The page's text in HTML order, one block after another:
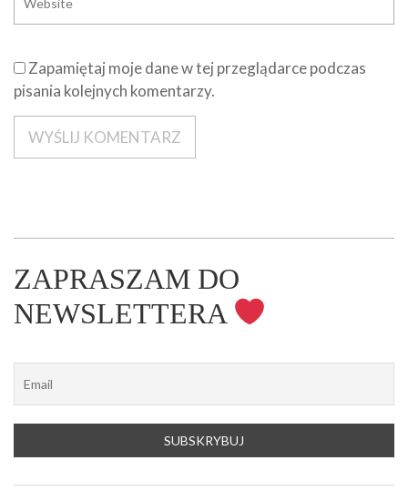
Zapamiętaj moje dane w tej przeglądarce podczas
pisania kolejnych komentarzy.
ZAPRASZAM DO
NEWSLETTERA